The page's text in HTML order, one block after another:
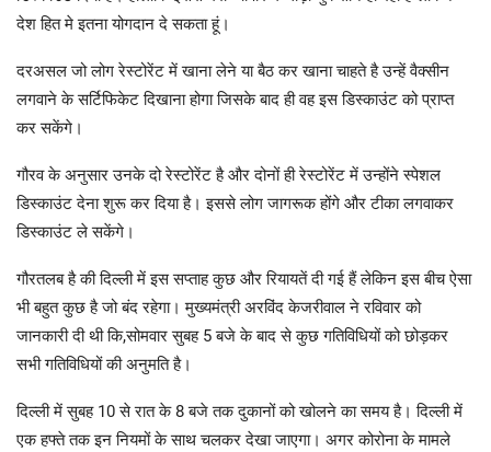
देश हित मे इतना योगदान दे सकता हूं।
दरअसल जो लोग रेस्टोरेंट में खाना लेने या बैठ कर खाना चाहते है उन्हें वैक्सीन
लगवाने के सर्टिफिकेट दिखाना होगा जिसके बाद ही वह इस डिस्काउंट को प्राप्त
कर सकेंगे।
गौरव के अनुसार उनके दो रेस्टोरेंट है और दोनों ही रेस्टोरेंट में उन्होंने स्पेशल
डिस्काउंट देना शुरू कर दिया है। इससे लोग जागरूक होंगे और टीका लगवाकर
डिस्काउंट ले सकेंगे।
गौरतलब है की दिल्ली में इस सप्ताह कुछ और रियायतें दी गई हैं लेकिन इस बीच ऐसा
भी बहुत कुछ है जो बंद रहेगा। मुख्यमंत्री अरविंद केजरीवाल ने रविवार को
जानकारी दी थी कि,सोमवार सुबह 5 बजे के बाद से कुछ गतिविधियों को छोड़कर
सभी गतिविधियों की अनुमति है।
दिल्ली में सुबह 10 से रात के 8 बजे तक दुकानों को खोलने का समय है। दिल्ली में
एक हफ्ते तक इन नियमों के साथ चलकर देखा जाएगा। अगर कोरोना के मामले